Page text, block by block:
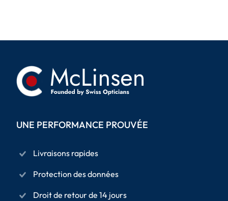
UNE PERFORMANCE PROUVÉE
Livraisons rapides
Protection des données
Droit de retour de 14 jours